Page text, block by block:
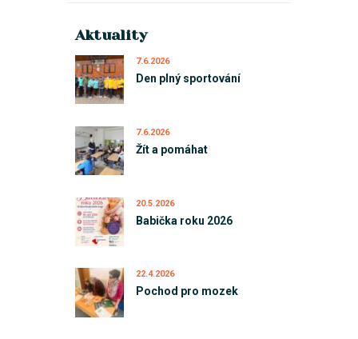
Aktuality
Den plný sportování
7.6.2026
Žít a pomáhat
7.6.2026
Babička roku 2026
20.5.2026
Pochod pro mozek
22.4.2026